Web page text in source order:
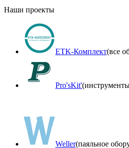
Наши проекты
ETK-Комплект(все
Pro'sKit'
Weller(паяльное